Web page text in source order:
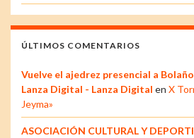
ÚLTIMOS COMENTARIOS
Vuelve el ajedrez presencial a
Lanza Digital - Lanza Digital en X
Jeyma»
ASOCIACIÓN CULTURAL Y